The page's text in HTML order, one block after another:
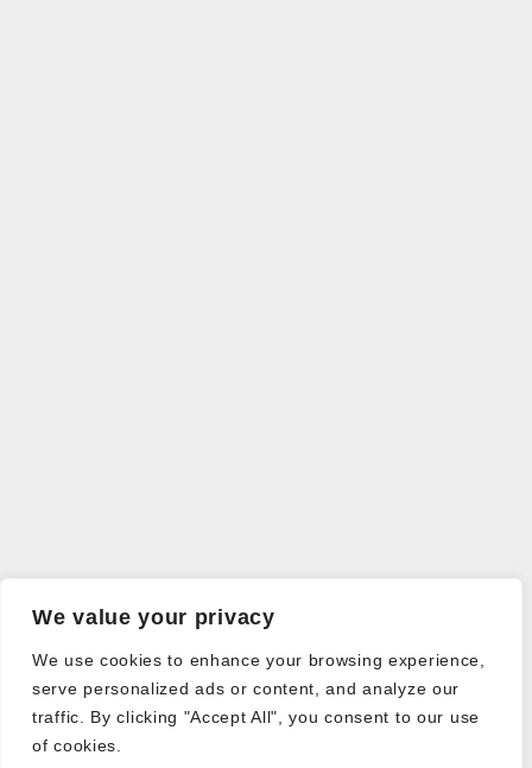
We value your privacy
We use cookies to enhance your browsing experience,
serve personalized ads or content, and analyze our
traffic. By clicking "Accept All", you consent to our use
of cookies.